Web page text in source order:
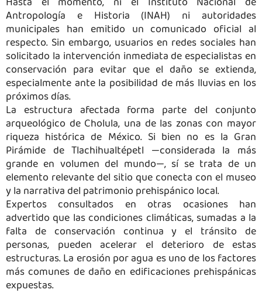
Antropología e Historia (INAH) ni autoridades
municipales han emitido un comunicado oficial al
respecto. Sin embargo, usuarios en redes sociales han
solicitado la intervención inmediata de especialistas en
conservación para evitar que el daño se extienda,
especialmente ante la posibilidad de más lluvias en los
próximos días.
La estructura afectada forma parte del conjunto
arqueológico de Cholula, una de las zonas con mayor
riqueza histórica de México. Si bien no es la Gran
Pirámide de Tlachihualtépetl —considerada la más
grande en volumen del mundo—, sí se trata de un
elemento relevante del sitio que conecta con el museo
y la narrativa del patrimonio prehispánico local.
Expertos consultados en otras ocasiones han
advertido que las condiciones climáticas, sumadas a la
falta de conservación continua y el tránsito de
personas, pueden acelerar el deterioro de estas
estructuras. La erosión por agua es uno de los factores
más comunes de daño en edificaciones prehispánicas
expuestas.